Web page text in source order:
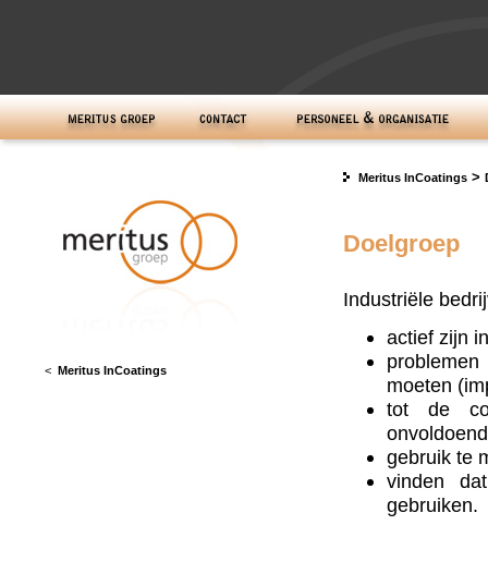
< Meritus InCoatings
Meritus InCoatings >
Doelgroep
Industriële
actief zijn
moeten
tot de
gebruik te
vinden
gebruiken.